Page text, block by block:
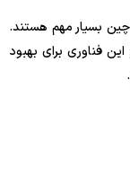
بلاک چین بسیار مهم هستند.
فناوری برای بهبود